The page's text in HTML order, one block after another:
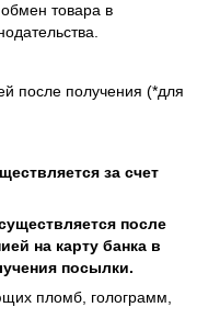
товара в
после получения (*для
за счет
после
на карту банка в
посылки.
пломб, голограмм,